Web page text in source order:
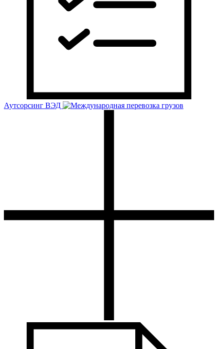
Аутсорсинг ВЭД